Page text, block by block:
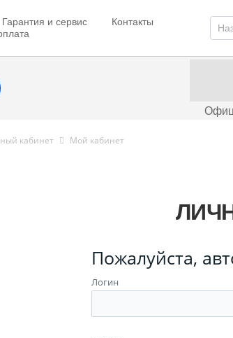
Гарантия и сервис
Контакты
кабинет Мой кабинет
Пожалуйста,
Логин